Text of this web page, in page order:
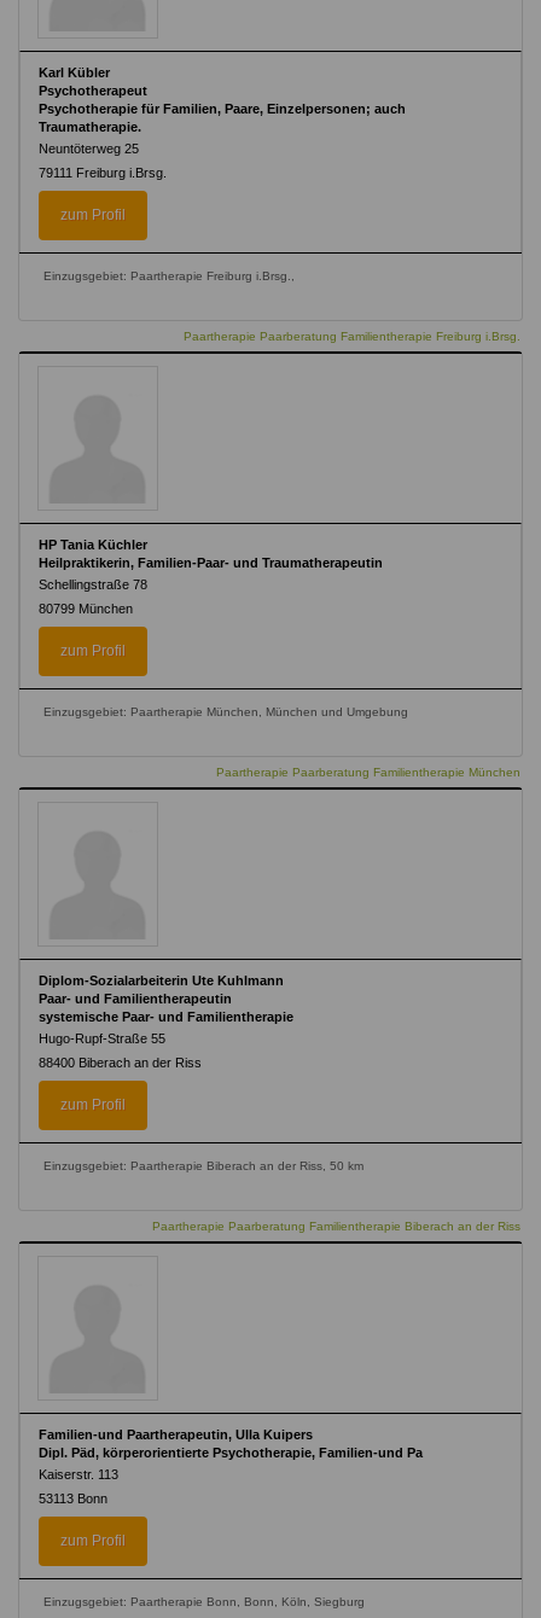
Karl Kübler
Psychotherapeut
Psychotherapie für Familien, Paare, Einzelpersonen; auch
Traumatherapie.
Neuntöterweg 25
79111
Freiburg i.Brsg.
zum Profil
Einzugsgebiet: Paartherapie Freiburg i.Brsg.,
Paartherapie Paarberatung Familientherapie Freiburg i.Brsg.
HP Tania Küchler
Heilpraktikerin, Familien-Paar- und Traumatherapeutin
Schellingstraße 78
80799 München
zum Profil
Einzugsgebiet: Paartherapie München, München und Umgebung
Paartherapie Paarberatung Familientherapie München
Diplom-Sozialarbeiterin Ute Kuhlmann
Paar- und Familientherapeutin
systemische Paar- und Familientherapie
Hugo-Rupf-Straße 55
88400 Biberach an der Riss
zum Profil
Einzugsgebiet: Paartherapie Biberach an der Riss, 50 km
Paartherapie Paarberatung Familientherapie Biberach an der Riss
Familien-und Paartherapeutin, Ulla Kuipers
Dipl. Päd, körperorientierte Psychotherapie, Familien-und Pa
Kaiserstr. 113
53113 Bonn
zum Profil
Einzugsgebiet: Paartherapie Bonn, Bonn, Köln, Siegburg